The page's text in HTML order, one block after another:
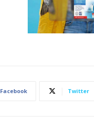
Facebook Twitter